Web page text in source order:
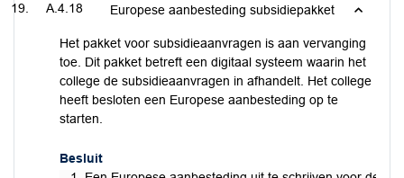
A.4.18 Europese aanbesteding subsidiepakket
Het pakket voor subsidieaanvragen is aan vervanging
toe. Dit pakket betreft een digitaal systeem waarin het
college de subsidieaanvragen in afhandelt. Het college
heeft besloten een Europese aanbesteding op te
starten.
Besluit